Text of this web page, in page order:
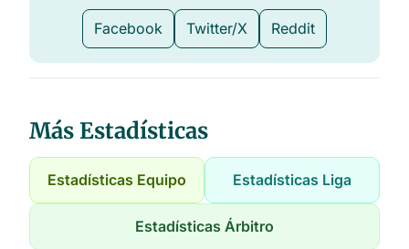
Facebook Twitter/X Reddit
Más Estadísticas
Estadísticas Equipo Estadísticas Liga
Estadísticas Árbitro